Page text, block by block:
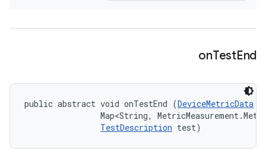
onTestEnd
public abstract void onTestEnd (DeviceMetricData
Map<String,
TestDescription test)